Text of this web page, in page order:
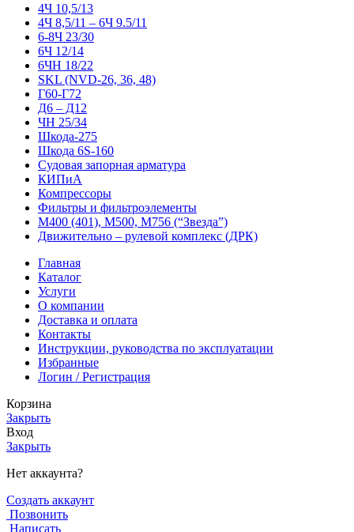
4Ч 10,5/13
4Ч 8,5/11 – 6Ч 9.5/11
6-8Ч 23/30
6Ч 12/14
6ЧН 18/22
SKL (NVD-26, 36, 48)
Г60-Г72
Д6 – Д12
ЧН 25/34
Шкода-275
Шкода 6S-160
Судовая запорная арматура
КИПиА
Компрессоры
Фильтры и фильтроэлементы
М400 (401), М500, М756 (“Звезда”)
Движительно – рулевой комплекс (ДРК)
Главная
Каталог
Услуги
О компании
Доставка и оплата
Контакты
Инструкции, руководства по эксплуатации
Избранные
Логин / Регистрация
Корзина
Закрыть
Вход
Закрыть
Нет аккаунта?
Создать аккаунт
Позвонить
Написать